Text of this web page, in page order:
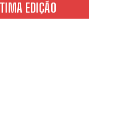
EDIÇÃO